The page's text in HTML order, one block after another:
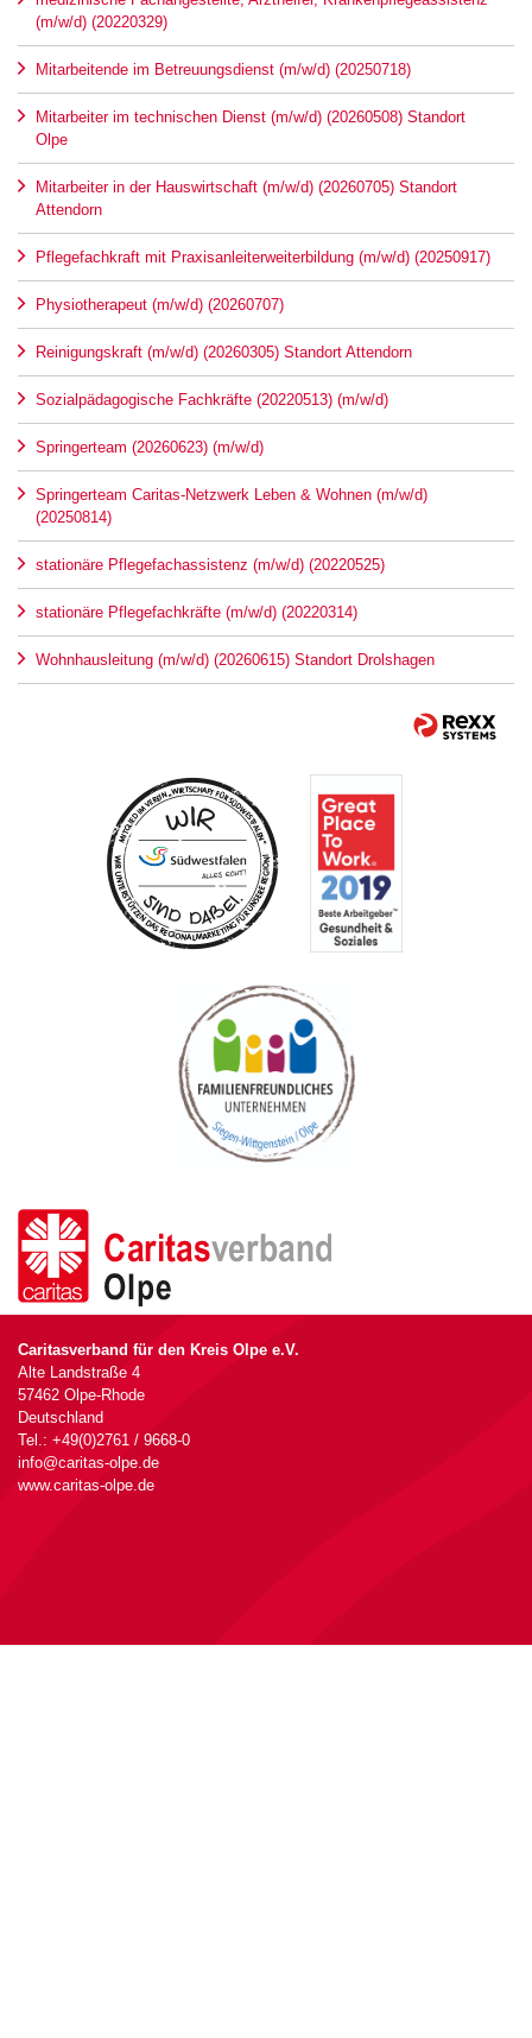
(m/w/d) (20220329)
Mitarbeitende im Betreuungsdienst (m/w/d) (20250718)
Mitarbeiter im technischen Dienst (m/w/d) (20260508) Standort
Olpe
Mitarbeiter in der Hauswirtschaft (m/w/d) (20260705) Standort
Attendorn
Pflegefachkraft mit Praxisanleiterweiterbildung (m/w/d) (20250917)
Physiotherapeut (m/w/d) (20260707)
Reinigungskraft (m/w/d) (20260305) Standort Attendorn
Sozialpädagogische Fachkräfte (20220513) (m/w/d)
Springerteam (20260623) (m/w/d)
Springerteam Caritas-Netzwerk Leben & Wohnen (m/w/d)
(20250814)
stationäre Pflegefachassistenz (m/w/d) (20220525)
stationäre Pflegefachkräfte (m/w/d) (20220314)
Wohnhausleitung (m/w/d) (20260615) Standort Drolshagen
Caritasverband für den Kreis Olpe e.V.
Alte Landstraße 4
57462 Olpe-Rhode
Deutschland
Tel.: +49(0)2761 / 9668-0
info@caritas-olpe.de
www.caritas-olpe.de